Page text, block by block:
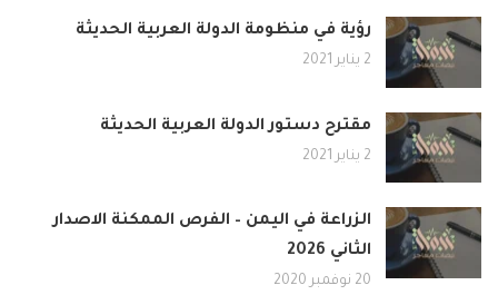
رؤية في منظومة الدولة العربية الحديثة
2 يناير 2021
مقترح دستور الدولة العربية الحديثة
2 يناير 2021
الزراعة في اليمن – الفرص الممكنة الاصدار
الثاني 2026
20 نوفمبر 2020